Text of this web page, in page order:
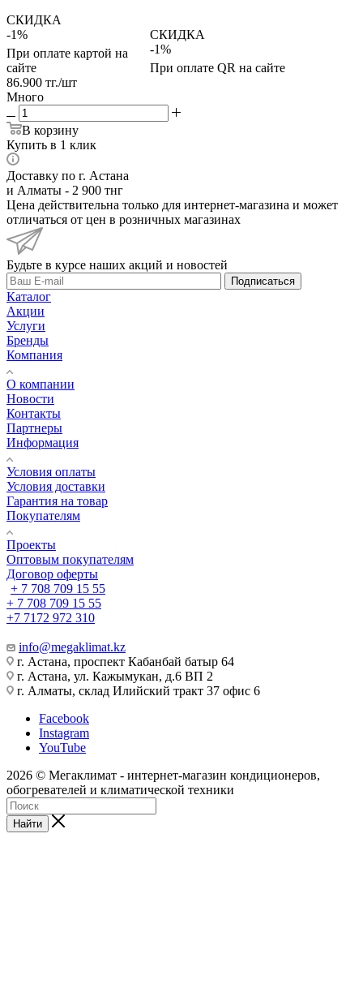
СКИДКА
-1%
При оплате картой на
сайте
СКИДКА
-1%
При оплате QR на сайте
86.900 тг./шт
Много
В корзину
Купить в 1 клик
Доставку по г. Астана
и Алматы - 2 900 тнг
Цена действительна только для интернет-магазина и может
отличаться от цен в розничных магазинах
Будьте в курсе наших акций и новостей
Подписаться
Каталог
Акции
Услуги
Бренды
Компания
О компании
Новости
Контакты
Партнеры
Информация
Условия оплаты
Условия доставки
Гарантия на товар
Покупателям
Проекты
Оптовым покупателям
Договор оферты
+ 7 708 709 15 55
+ 7 708 709 15 55
+7 7172 972 310
info@megaklimat.kz
г. Астана, проспект Кабанбай батыр 64
г. Астана, ул. Кажымукан, д.6 ВП 2
г. Алматы, склад Илийский тракт 37 офис 6
Facebook
Instagram
YouTube
2026 © Мегаклимат - интернет-магазин кондиционеров,
обогревателей и климатической техники
Найти